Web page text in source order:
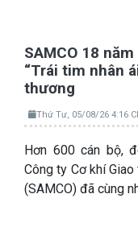
SAMCO 18
“Trái tim nhân
thương
Thứ Tư, 05/08/26 4:16
Hơn 600 cán bộ,
Công ty Cơ khí
(SAMCO) đã cùng